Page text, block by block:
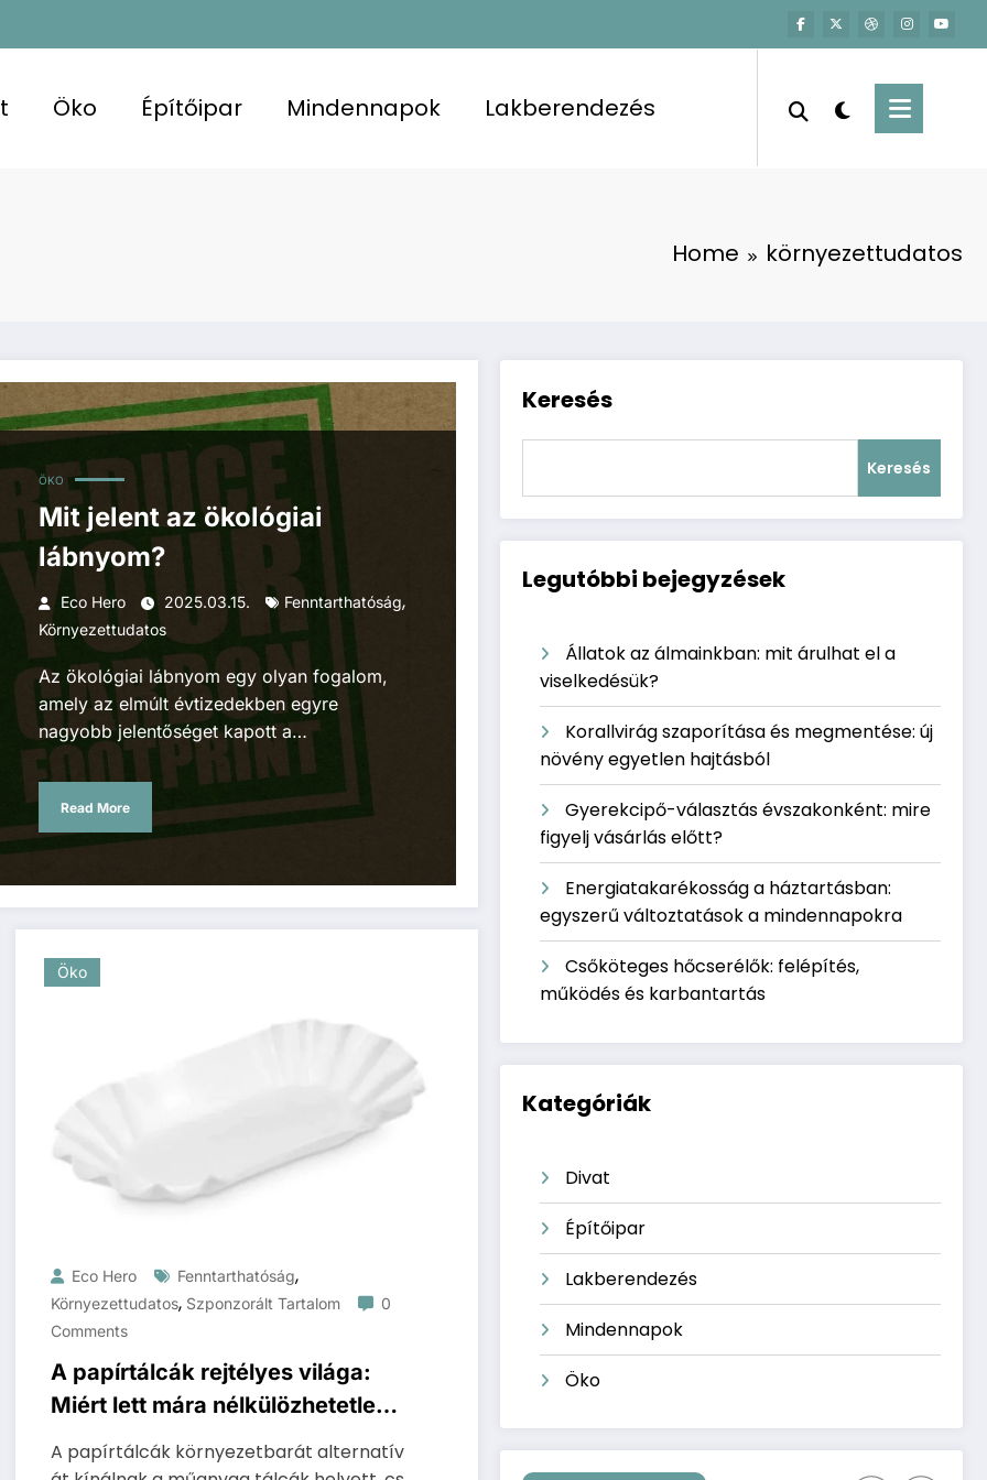
Öko Építőipar Mindennapok Lakberendezés
Home környezettudatos
ÖKO
Mit jelent az ökológiai
lábnyom?
Eco Hero 2025.03.15. Fenntarthatóság,
Környezettudatos
Az ökológiai lábnyom egy olyan fogalom,
amely az elmúlt évtizedekben egyre
nagyobb jelentőséget kapott a…
Read More
Öko
Eco Hero Fenntarthatóság,
Környezettudatos, Szponzorált Tartalom
0
Comments
A papírtálcák rejtélyes világa:
Miért lett mára nélkülözhetetlen
az étkezéseknél
A papírtálcák környezetbarát alternatív
Keresés
Keresés
Legutóbbi bejegyzések
Állatok az álmainkban: mit árulhat el a
viselkedésük?
Korallvirág szaporítása és megmentése: új
növény egyetlen hajtásból
Gyerekcipő-választás évszakonként: mire
figyelj vásárlás előtt?
Energiatakarékosság a háztartásban:
egyszerű változtatások a mindennapokra
Csőköteges hőcserélők: felépítés,
működés és karbantartás
Kategóriák
Divat
Építőipar
Lakberendezés
Mindennapok
Öko